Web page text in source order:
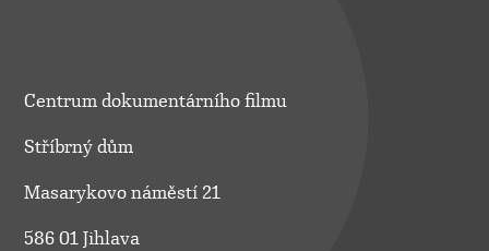
Centrum dokumentárního filmu
Stříbrný dům
Masarykovo náměstí 21
586 01 Jihlava